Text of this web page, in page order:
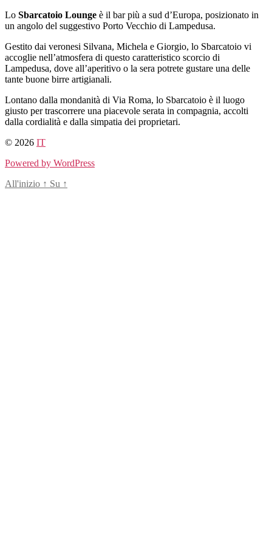
Salta
al
Lo Sbarcatoio Lounge è il bar più a sud d’Europa, posizionato in
un angolo del suggestivo Porto Vecchio di Lampedusa.
Gestito dai veronesi Silvana, Michela e Giorgio, lo Sbarcatoio vi
accoglie nell’atmosfera di questo caratteristico scorcio di
Lampedusa, dove all’aperitivo o la sera potrete gustare una delle
tante buone birre artigianali.
Lontano dalla mondanità di Via Roma, lo Sbarcatoio è il luogo
giusto per trascorrere una piacevole serata in compagnia, accolti
dalla cordialità e dalla simpatia dei proprietari.
© 2026 IT
Powered by WordPress
All'inizio ↑ Su ↑